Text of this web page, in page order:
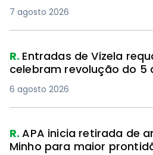
7 agosto 2026
R. Entradas de Vizela
celebram revolução do 5
6 agosto 2026
R.APA inicia retirada de
Minho para maior